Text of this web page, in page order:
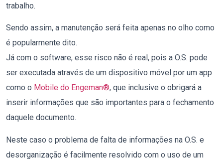
trabalho.
Sendo assim, a manutenção será feita apenas no olho como
é popularmente dito.
Já com o software, esse risco não é real, pois a O.S. pode
ser executada através de um dispositivo móvel por um app
como o Mobile do Engeman®, que inclusive o obrigará a
inserir informações que são importantes para o fechamento
daquele documento.
Neste caso o problema de falta de informações na O.S. e
desorganização é facilmente resolvido com o uso de um